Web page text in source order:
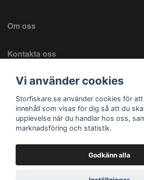
Om oss
Kontakta oss
Information
Sociala medier
© 2026 Storfiskare.se
Vi använder cookies
Storfiskare.se använder cookies för
innehåll som visas för dig så att du
upplevelse när du handlar hos oss,
marknadsföring och statistik.
Godkänn alla